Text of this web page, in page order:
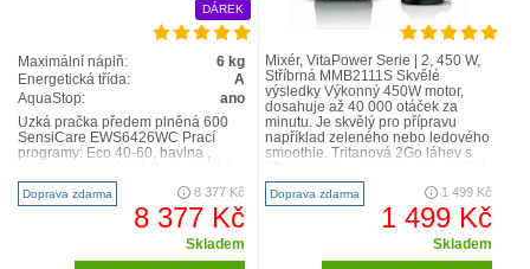
DÁREK
Maximální náplň:
6 kg
Energetická třída:
A
AquaStop:
ano
Úzká pračka předem plněná 600
SensiCare EWS6426WC Prací
programy: Eco 40-60, bavlna ,
minut, máchání , odstřeď..
Doprava zdarma 8 377 Kč
8 377 Kč
Skladem
Mixér, VitaPower Serie | 2, 450 W,
Stříbrná MMB2111S Skvělé
výsledky Výkonný 450W motor,
dosahuje až 40 000 otáček za
minutu. Je skvělý pro přípravu
například zeleného nebo ledového
smoothie. Tritanová 2Go láhev s
kapacitou 0,8 l a užitným..
Doprava zdarma 1 499 Kč
1 499 Kč
Skladem